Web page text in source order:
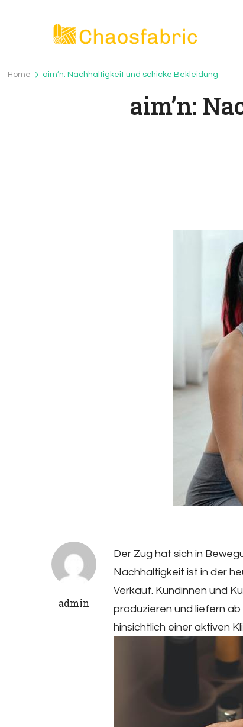
Home aim’n: Nachhaltigkeit und schicke Bekleidung
aim’n:
admin
Der Zug hat sich in
Nachhaltigkeit ist in der
Verkauf. Kundinnen und
produzieren und liefern
hinsichtlich einer aktiven